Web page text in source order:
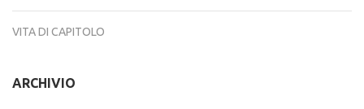
VITA DI CAPITOLO
ARCHIVIO